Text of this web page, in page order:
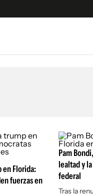
en Florida:
fuerzas en
Pam
lealtad y
federal
Tras la